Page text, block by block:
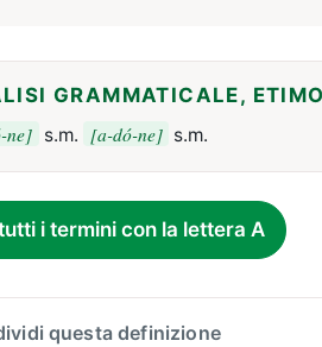
GRAMMATICALE,
ne] s.m. [a-dó-ne] s.m.
i termini con la lettera A
questa definizione